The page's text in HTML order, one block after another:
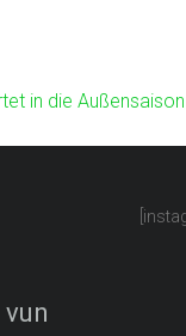
in die Außensaison